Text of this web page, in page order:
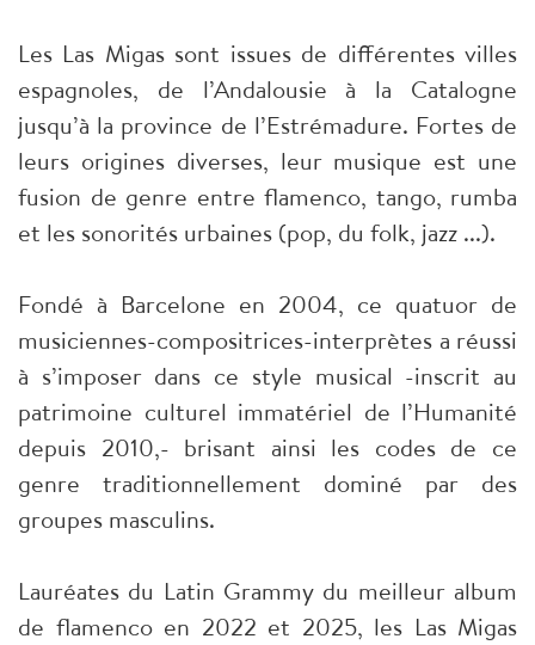
Les Las Migas sont issues de différentes villes
espagnoles, de l’Andalousie à la Catalogne
jusqu’à la province de l’Estrémadure. Fortes de
leurs origines diverses, leur musique est une
fusion de genre entre flamenco, tango, rumba
et les sonorités urbaines (pop, du folk, jazz ...).
Fondé à Barcelone en 2004, ce quatuor de
musiciennes-compositrices-interprètes a réussi
à s’imposer dans ce style musical -inscrit au
patrimoine culturel immatériel de l’Humanité
depuis 2010,- brisant ainsi les codes de ce
genre traditionnellement dominé par des
groupes masculins.
Lauréates du Latin Grammy du meilleur album
de flamenco en 2022 et 2025, les Las Migas